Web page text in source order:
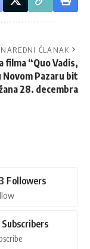
NAREDNI ČLANAK
filma “Quo Vadis,
Novom Pazaru bit
28. decembra
Followers
Subscribers